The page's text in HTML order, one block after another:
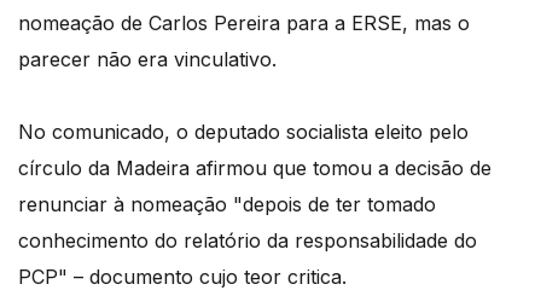
nomeação de Carlos Pereira para a ERSE, mas o
parecer não era vinculativo.
No comunicado, o deputado socialista eleito pelo
círculo da Madeira afirmou que tomou a decisão de
renunciar à nomeação "depois de ter tomado
conhecimento do relatório da responsabilidade do
PCP" – documento cujo teor critica.